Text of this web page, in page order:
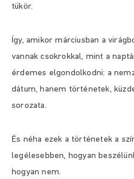
tükör.
Így, amikor márciusban a
vannak csokrokkal, mint a
érdemes elgondolkodni: a
dátum, hanem történetek,
sorozata.
És néha ezek a történetek a
legélesebben, hogyan
hogyan nem.